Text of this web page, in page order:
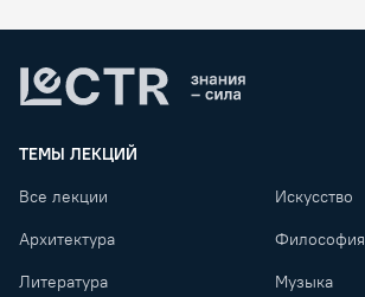
ТЕМЫ ЛЕКЦИЙ
Все лекции Искусство
Архитектура Философия
Литература Музыка